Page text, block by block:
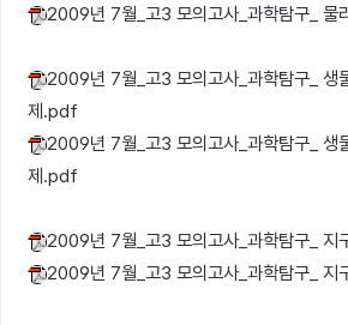
2009년 7월_고3 모의고사_과학탐구_
2009년 7월_고3 모의고사_과학탐구_ 생
제.pdf
2009년 7월_고3 모의고사_과학탐구_ 생
제.pdf
2009년 7월_고3 모의고사_과학탐구_ 지
2009년 7월_고3 모의고사_과학탐구_